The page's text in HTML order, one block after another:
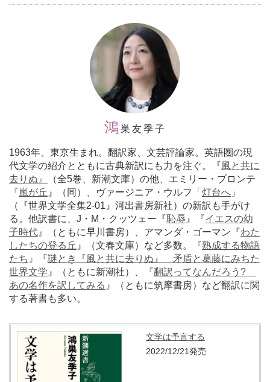
鴻 巣友季子
1963年、東京生まれ。翻訳家、文芸評論家。英語圏の現
代文学の紹介とともに古典新訳にも力を注ぐ。『風と共に
去りぬ』
（全5巻、新潮文庫）の他、エミリー・ブロンテ
『嵐が丘 』（同）、ヴァージニア・ウルフ「 灯台へ 」
（『世界文学全集2-01』河出書房新社）の新訳も手がけ
る。他訳書に、J・M・クッツェー『恥辱 』『イエスの幼
子時代 』（ともに早川書房）、アマンダ・ゴーマン『わた
したちの登る丘 』（文春文庫）など多数。『熟成する物語
たち 』『謎とき『風と共に去りぬ』 矛盾と葛藤にみちた
世界文学 』（ともに新潮社）、『翻訳ってなんだろう?
あの名作を訳してみる 』（ともに筑摩書房）など翻訳に関
する著書も多い。
文学は予言する
2022/12/21発売